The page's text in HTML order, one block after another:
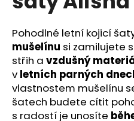
z
hvězdiček.
Pohodlné letní kojicí
mušelínu si zamilujete
střih a vzdušný
v letních parných
vlastnostem mušelínu
šatech budete cítit
s radostí je unosíte
j
e
m
e